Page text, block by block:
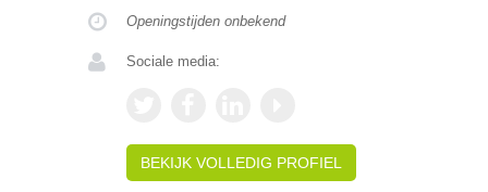
Openingstijden onbekend
Sociale media:
BEKIJK VOLLEDIG PROFIEL